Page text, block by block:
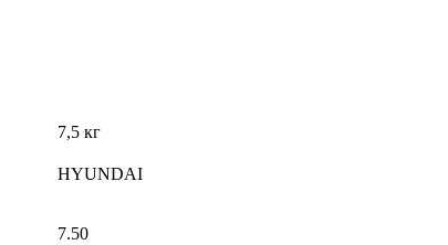
7,5 кг
HYUNDAI
7.50